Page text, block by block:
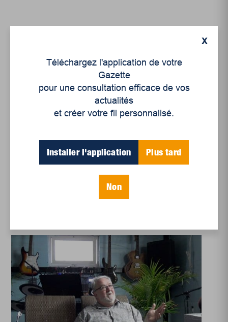
Marie-Anne Gaboury, la
mère des Métis
X
Téléchargez l'application de votre
Gazette
pour une consultation efficace de vos
actualités
et créer votre fil personnalisé.
Installer l'application Plus tard
Non